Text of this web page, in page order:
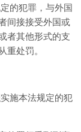
的犯罪，与外国
间接接受外国或
者其他形式的支
重处罚。
施本法规定的犯